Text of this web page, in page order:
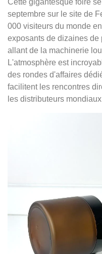
Cette gigantesque foire
septembre sur le site de
000 visiteurs du monde
exposants de dizaines de
allant de la machinerie
L'atmosphère est
des rondes d'affaires
facilitent les rencontres
les distributeurs